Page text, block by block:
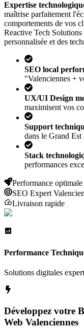
Expertise
maîtrise parfaitement
comportements de vos
Reactive Tech
personnalisée et des
SEO local
"Valenciennes +
UX/UI Design
maximisent vos
Support
dans le Grand Est
Stack
performances
Performance optimale
SEO Expert
Livraison rapide
Performance
Solutions digitales
Développez votre
Web Valenciennes